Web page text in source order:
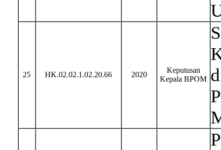
25 HK.02.02.1.02.20.66 2020
Keputusan
Kepala BPOM